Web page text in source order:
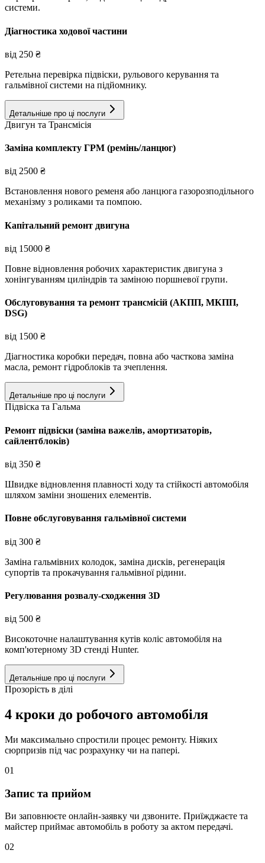
системи.
Діагностика ходової частини
від 250 ₴
Ретельна перевірка підвіски, рульового керування та
гальмівної системи на підйомнику.
Детальніше про ці послуги
Двигун та Трансмісія
Заміна комплекту ГРМ (ремінь/ланцюг)
від 2500 ₴
Встановлення нового ременя або ланцюга газорозподільного
механізму з роликами та помпою.
Капітальний ремонт двигуна
від 15000 ₴
Повне відновлення робочих характеристик двигуна з
хонінгуванням циліндрів та заміною поршневої групи.
Обслуговування та ремонт трансмісій (АКПП, МКПП,
DSG)
від 1500 ₴
Діагностика коробки передач, повна або часткова заміна
масла, ремонт гідроблоків та зчеплення.
Детальніше про ці послуги
Підвіска та Гальма
Ремонт підвіски (заміна важелів, амортизаторів,
сайлентблоків)
від 350 ₴
Швидке відновлення плавності ходу та стійкості автомобіля
шляхом заміни зношених елементів.
Повне обслуговування гальмівної системи
від 300 ₴
Заміна гальмівних колодок, заміна дисків, регенерація
супортів та прокачування гальмівної рідини.
Регулювання розвалу-сходження 3D
від 500 ₴
Високоточне налаштування кутів коліс автомобіля на
комп'ютерному 3D стенді Hunter.
Детальніше про ці послуги
Прозорість в ділі
4 кроки до робочого автомобіля
Ми максимально спростили процес ремонту. Ніяких
сюрпризів під час розрахунку чи на папері.
01
Запис та прийом
Ви заповнюєте онлайн-заявку чи дзвоните. Приїжджаєте та
майстер приймає автомобіль в роботу за актом передачі.
02